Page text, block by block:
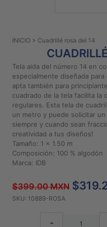
Preguntas
Aviso De
Privacidad
Políticas
Compra
2026
Diseños
Para
INICIO > Cuadrillé rosa del 14
Tela aida del número 14 en
especialmente diseñada
apta también para
cuadrado de la tela facilita la
regulares. Esta tela de
un metro y puede solicitar
siempre y cuando sean
creatividad a tus diseños!
Tamaño: 1 x 1.50 m
Composición: 100 % algodón
Marca: IDB
$399.00 MXN
SKU: 10889-ROSA
-